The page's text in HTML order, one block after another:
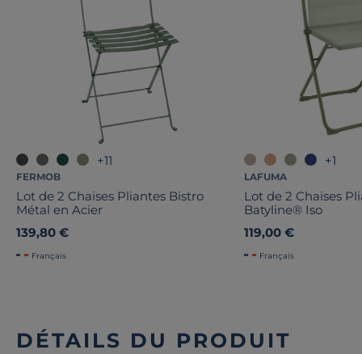
+11
FERMOB
Lot de 2 Chaises Pliantes Bistro
Métal en Acier
139,80 €
Français
+1
LAFUMA
Lot de 2 Chaises
Batyline® Iso
119,00 €
Français
DÉTAILS DU PRODUIT